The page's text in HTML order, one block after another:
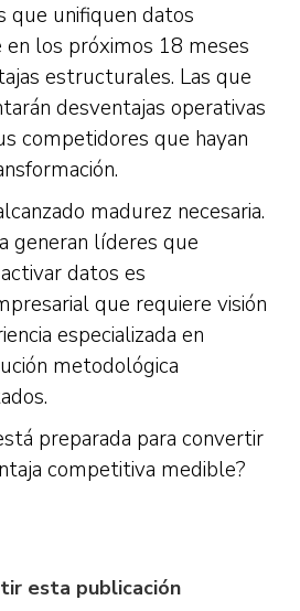
que unifiquen datos
los próximos 18 meses
estructurales. Las que
desventajas operativas
competidores que hayan
madurez necesaria.
generan líderes que
datos es
que requiere visión
especializada en
metodológica
preparada para convertir
competitiva medible?
esta publicación